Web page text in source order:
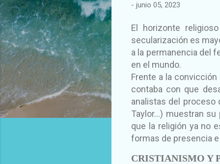
- junio 05, 2023
El horizonte
secularización es
a la permanencia del
en el mundo.
Frente a la
contaba con que
analistas del proceso
Taylor...) muestran
que la religión ya no
formas de presencia
CRISTIANISMO Y